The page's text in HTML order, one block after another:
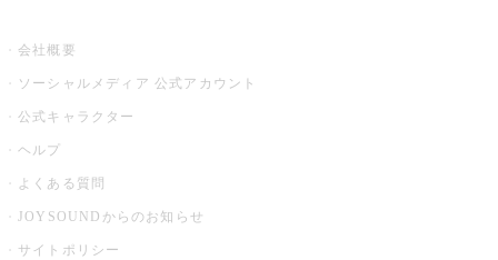
会社概要
ソーシャルメディア 公式アカウント
公式キャラクター
ヘルプ
よくある質問
JOYSOUNDからのお知らせ
サイトポリシー